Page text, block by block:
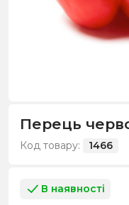
Перець
Код товару: 1466
В наявності